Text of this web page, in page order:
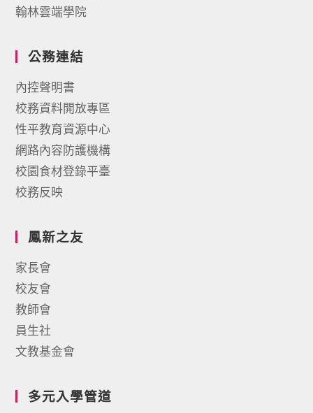
翰林雲端學院
公務連結
內控聲明書
校務資料開放專區
性平教育資源中心
網路內容防護機構
校園食材登錄平臺
校務反映
鳳新之友
家長會
校友會
教師會
員生社
文教基金會
多元入學管道